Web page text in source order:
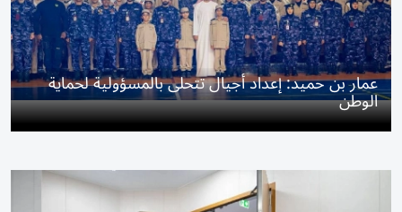
عمار بن حميد: إعداد أجيال تتحلى بالمسؤولية لحماية
الوطن